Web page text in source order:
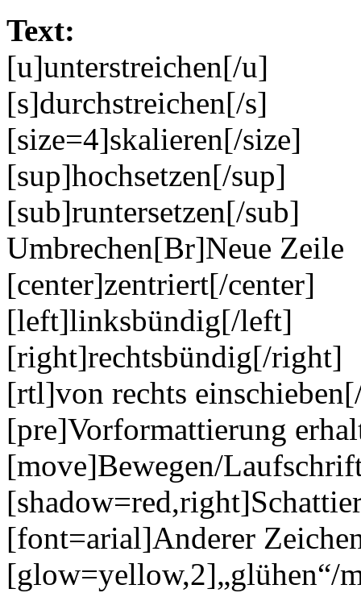
Text:
[u]unterstreichen[/u]
[s]durchstreichen[/s]
[size=4]skalieren[/size]
[sup]hochsetzen[/sup]
[sub]runtersetzen[/sub]
Umbrechen[Br]Neue Zeile
[center]zentriert[/center]
[left]linksbündig[/left]
[right]rechtsbündig[/right]
[rtl]von rechts
[pre]Vorformattierung
[move]Bewegen/
[font=arial]Anderer
[glow=yellow,2]„glühen“/